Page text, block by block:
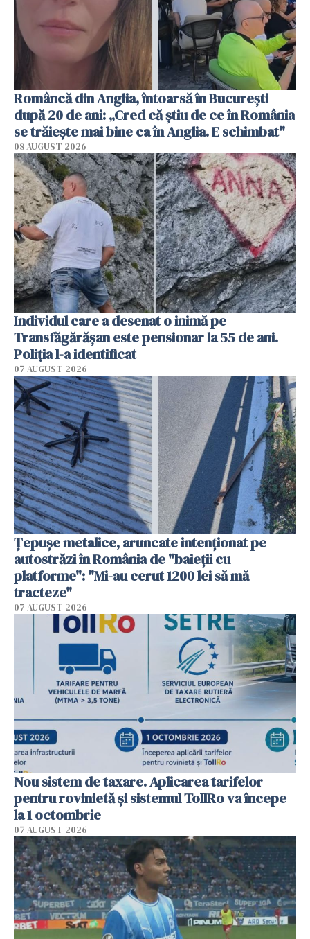
Româncă din Anglia, întoarsă în București
după 20 de ani: „Cred că știu de ce în România
se trăiește mai bine ca în Anglia. E schimbat"
08 AUGUST 2026
Individul care a desenat o inimă pe
Transfăgărășan este pensionar la 55 de ani.
Poliția l-a identificat
07 AUGUST 2026
Țepușe metalice, aruncate intenționat pe
autostrăzi în România de "baieții cu
platforme": "Mi-au cerut 1200 lei să mă
tracteze"
07 AUGUST 2026
Nou sistem de taxare. Aplicarea tarifelor
pentru rovinietă şi sistemul TollRo va începe
la 1 octombrie
07 AUGUST 2026